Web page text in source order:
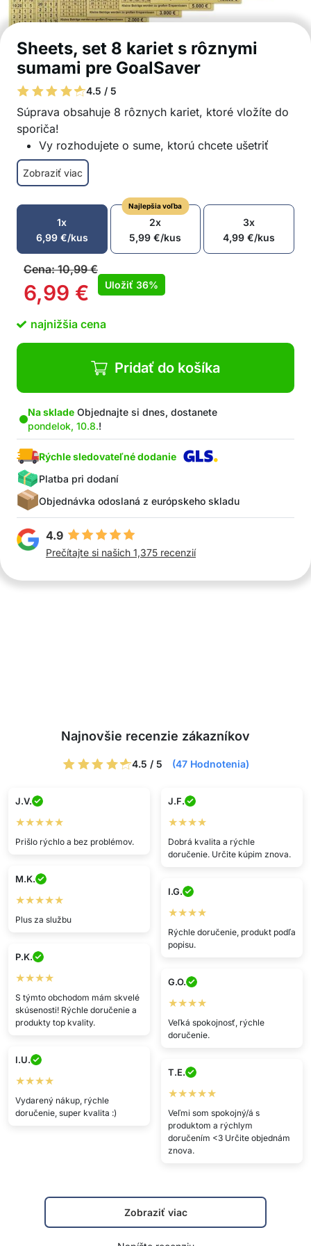
Sheets, set 8 kariet s rôznymi
sumami pre GoalSaver
4.5 / 5
Súprava obsahuje 8 rôznych kariet, ktoré vložíte do
sporiča!
Vy rozhodujete o sume, ktorú chcete ušetriť
Súprava obsahuje karty s menšími sumami,
ktoré môžete dosiahnuť už za niekoľko týždňov
Okrem menších súm sú k dispozícii aj väčšie
sumy, ktoré sú vhodné na dlhodobé sporenie
Až 6 rôznych súm
2 personalizované karty, kde si nastavíte vlastnú
sumu na sporenie
V balení: 8x sporiaca karta
Zobraziť viac
1x
6,99 €/kus
Najlepšia voľba
2x
5,99€/kus
3x
4,99€/kus
Cena:10,99€
6,99 € Uložiť 36%
najnižšia cena
Pridať do košíka
Na sklade Objednajte si dnes, dostanete
pondelok, 10.8.!
Rýchle sledovateľné dodanie
Platba pri dodaní
Objednávka odoslaná z európskeho skladu
4.9
Prečítajte si našich 1,375 recenzií
Najnovšie recenzie zákazníkov
4.5 / 5 (47 Hodnotenia)
J.V.
★★★★★
Prišlo rýchlo a bez problémov.
J.F.
★★★★
Dobrá kvalita a rýchle
doručenie. Určite kúpim znova.
M.K.
★★★★★
Plus za službu
I.G.
★★★★
Rýchle doručenie, produkt podľa
popisu.
P.K.
★★★★
S týmto obchodom mám skvelé
skúsenosti! Rýchle doručenie a
produkty top kvality.
G.O.
★★★★
Veľká spokojnosť, rýchle
doručenie.
I.U.
★★★★
Vydarený nákup, rýchle
doručenie, super kvalita :)
T.E.
★★★★★
Veľmi som spokojný/á s
produktom a rýchlym
doručením <3 Určite objednám
znova.
Zobraziť viac